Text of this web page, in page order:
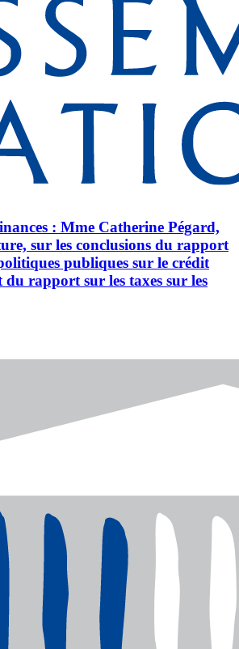
: Mme Catherine Pégard,
sur les conclusions du rapport
publiques sur le crédit
du rapport sur les taxes sur les